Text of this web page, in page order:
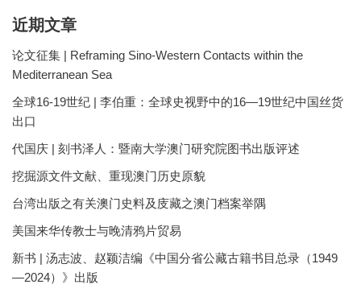
近期文章
论文征集 | Reframing Sino-Western Contacts within the
Mediterranean Sea
全球16-19世纪 | 李伯重：全球史视野中的16—19世纪中国丝货
出口
代国庆 | 刻书泽人：暨南大学澳门研究院图书出版评述
挖掘源文件文献、重现澳门历史原貌
台湾出版之有关澳门史料及庋藏之澳门档案举隅
美国来华传教士与晚清鸦片贸易
新书 | 汤志波、赵颖洁编《中国分省公藏古籍书目总录（1949
—2024）》出版